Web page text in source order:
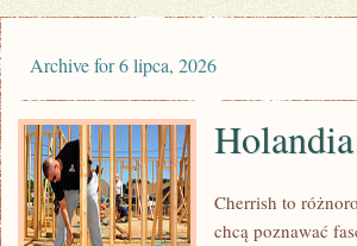
Archive for 6 lipca, 2026
Holandia
Cherrish to
chcą poznawać